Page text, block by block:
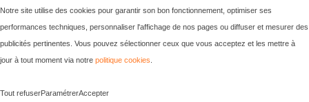
Notre site utilise des cookies pour garantir son bon fonctionnement, optimiser ses
performances techniques, personnaliser l'affichage de nos pages ou diffuser et mesurer des
publicités pertinentes. Vous pouvez sélectionner ceux que vous acceptez et les mettre à
jour à tout moment via notre politique cookies
Tout refuserParamétrerAccepter